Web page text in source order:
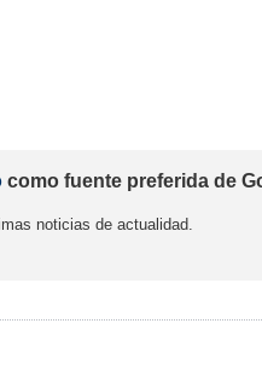
como fuente preferida de
noticias de actualidad.